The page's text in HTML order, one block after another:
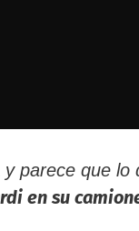
parece que
en su